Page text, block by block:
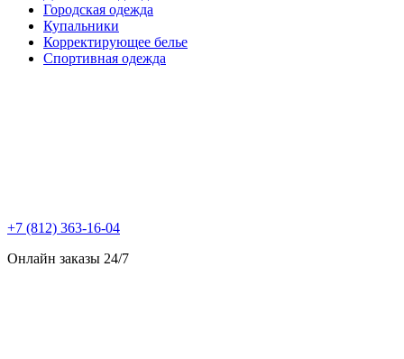
Городская одежда
Купальники
Корректирующее белье
Спортивная одежда
+7 (812) 363-16-04
Онлайн заказы 24/7